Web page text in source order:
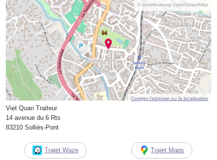
© contributeurs OpenStreetMap
Corriger l’adresse ou la localisation
Viet Quan Traiteur
14 avenue du 6 Rts
83210 Solliès-Pont
Trajet Waze Trajet Maps